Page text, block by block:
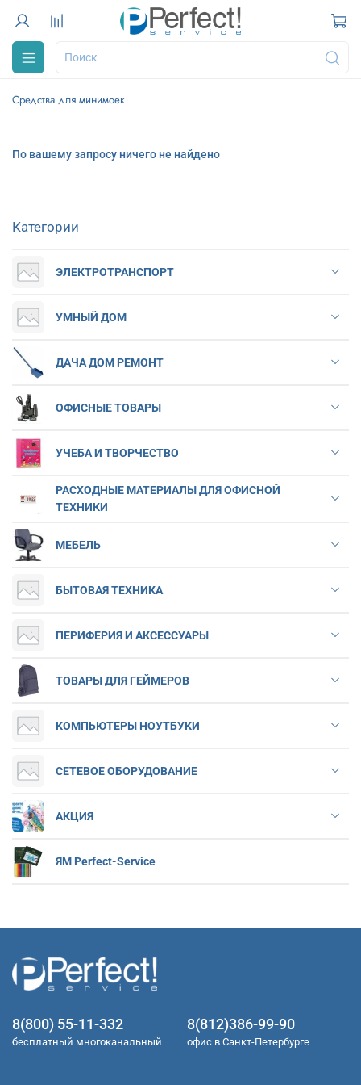
Средства для минимоек
По вашему запросу ничего не найдено
Категории
ЭЛЕКТРОТРАНСПОРТ
УМНЫЙ ДОМ
ДАЧА ДОМ РЕМОНТ
ОФИСНЫЕ ТОВАРЫ
УЧЕБА И ТВОРЧЕСТВО
РАСХОДНЫЕ МАТЕРИАЛЫ ДЛЯ ОФИСНОЙ
ТЕХНИКИ
МЕБЕЛЬ
БЫТОВАЯ ТЕХНИКА
ПЕРИФЕРИЯ И АКСЕССУАРЫ
ТОВАРЫ ДЛЯ ГЕЙМЕРОВ
КОМПЬЮТЕРЫ НОУТБУКИ
СЕТЕВОЕ ОБОРУДОВАНИЕ
АКЦИЯ
ЯМ Perfect-Service
8(800) 55-11-332
бесплатный многоканальный
8(812)386-99-90
офис в Санкт-Петербурге